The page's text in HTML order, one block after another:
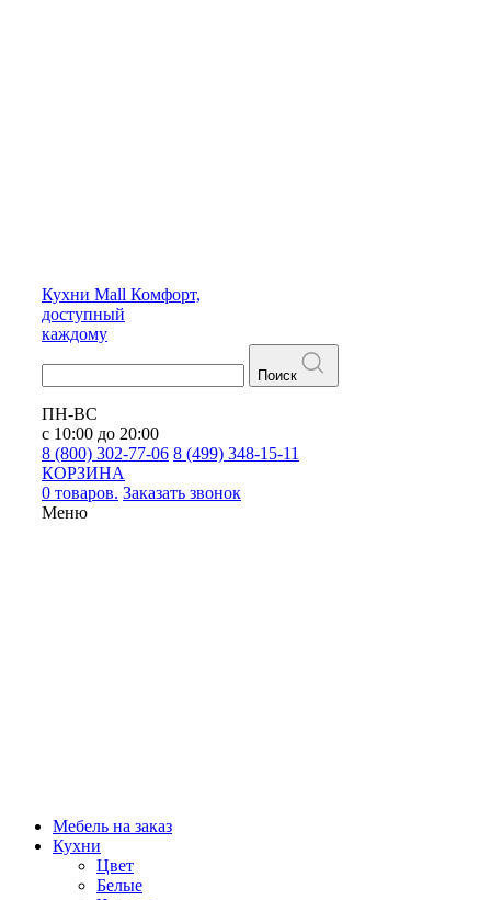
Кухни Mall Комфорт,
доступный
каждому
Поиск
ПН-ВС
с 10:00 до 20:00
8 (800) 302-77-06 8 (499) 348-15-11
КОРЗИНА
0 товаров. Заказать звонок
Меню
Мебель на заказ
Кухни
Цвет
Белые